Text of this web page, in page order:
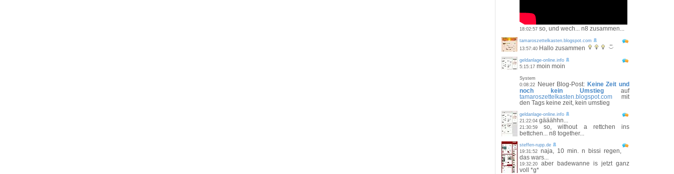
18:02:57 so, und wech... n8 zusammen...
tamaroszettelkasten.blogspot.com
13:57:40 Hallo zusammen
geldanlage-online.info
5:15:17 moin moin
System
0:08:22
Neuer Blog-Post: Keine Zeit und
noch kein Umstieg auf
tamaroszettelkasten.blogspot.com mit
den Tags keine zeit, kein umstieg
geldanlage-online.info
21:22:04 gääähhn...
21:30:59so, without a rettchen ins
bettchen... n8 together...
steffen-rupp.de
19:31:52 naja, 10 min. n bissi regen,
das wars...
19:32:20 aber badewanne is jetzt ganz
voll *g*